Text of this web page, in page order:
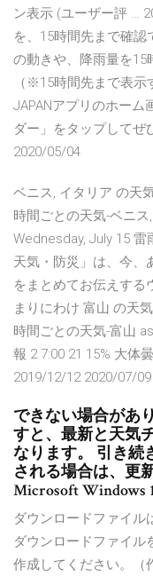
ン表示 (ユーザー評 …
を、15時間先まで確
の動きや、降雨量を15
（※15時間先まで表示
JAPANアプリのホーム
ダー」をタップしてぜ
2020/05/04
ベニス, イタリア の天
時間ごとの天気-ベニ
Wednesday, July 15
天気・防災」は、今、
をまとめてお伝えする
まりにわけ 富山 の天
時間ごとの天気-富山
報 2 7:00 21 15% 大体
2019/12/12 2020/07/09
できない場合があ
すと、最新と天気
なります。 引き続
される場合は、更
Microsoft Windows
ダウンロードファイル
ダウンロードファイル
作成してください。（